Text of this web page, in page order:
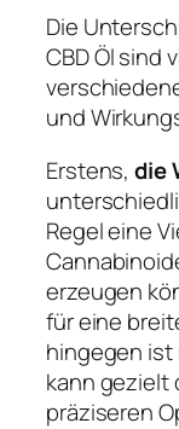
Die
CBD Öl sind
und
Erstens,die
Regel eine
erzeugen
für eine
hingegen
kann gezielt
präziseren